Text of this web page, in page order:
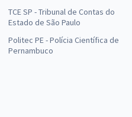
TCE SP - Tribunal de Contas do
Estado de São Paulo
Politec PE - Polícia Científica de
Pernambuco